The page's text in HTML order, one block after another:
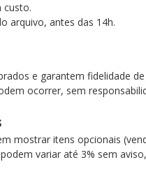
custo.
arquivo, antes das 14h.
e garantem fidelidade
ocorrer, sem
mostrar itens opcionais
variar até 3% sem